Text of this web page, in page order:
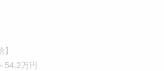
54.2万円